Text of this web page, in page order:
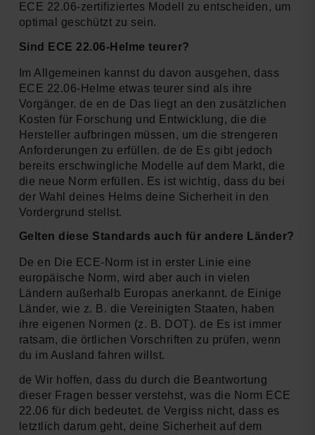
ECE 22.06-zertifiziertes Modell zu entscheiden, um
optimal geschützt zu sein.
Sind ECE 22.06-Helme teurer?
Im Allgemeinen kannst du davon ausgehen, dass
ECE 22.06-Helme etwas teurer sind als ihre
Vorgänger. de en de Das liegt an den zusätzlichen
Kosten für Forschung und Entwicklung, die die
Hersteller aufbringen müssen, um die strengeren
Anforderungen zu erfüllen. de de Es gibt jedoch
bereits erschwingliche Modelle auf dem Markt, die
die neue Norm erfüllen. Es ist wichtig, dass du bei
der Wahl deines Helms deine Sicherheit in den
Vordergrund stellst.
Gelten diese Standards auch für andere Länder?
De en Die ECE-Norm ist in erster Linie eine
europäische Norm, wird aber auch in vielen
Ländern außerhalb Europas anerkannt. de Einige
Länder, wie z. B. die Vereinigten Staaten, haben
ihre eigenen Normen (z. B. DOT). de Es ist immer
ratsam, die örtlichen Vorschriften zu prüfen, wenn
du im Ausland fahren willst.
de Wir hoffen, dass du durch die Beantwortung
dieser Fragen besser verstehst, was die Norm ECE
22.06 für dich bedeutet. de Vergiss nicht, dass es
letztlich darum geht, deine Sicherheit auf dem